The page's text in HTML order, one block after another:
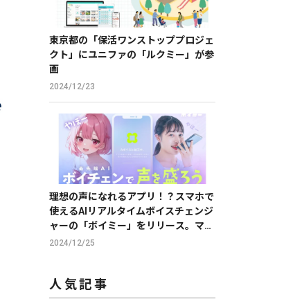
東京都の「保活ワンストッププロジェ
クト」にユニファの「ルクミー」が参
画
2024/12/23
理想の声になれるアプリ！？スマホで
使えるAIリアルタイムボイスチェンジ
ャーの「ボイミー」をリリース。マイ
クに向かって喋るだけで、誰でも萌え
2024/12/25
人気記事